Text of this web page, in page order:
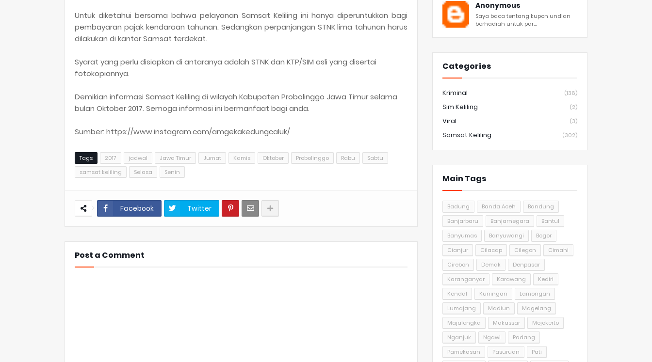
Untuk diketahui bersama bahwa pelayanan Samsat Keliling ini hanya diperuntukkan bagi
pembayaran pajak kendaraan tahunan. Sedangkan perpanjangan STNK lima tahunan harus
dilakukan di kantor Samsat terdekat.
Syarat yang perlu disiapkan di antaranya adalah STNK dan KTP/SIM asli yang disertai
fotokopiannya.
Demikian informasi Samsat Keliling di wilayah Kabupaten Probolinggo Jawa Timur selama
bulan Oktober 2017. Semoga informasi ini bermanfaat bagi anda.
Sumber: https://www.instagram.com/amgekakedungcaluk/
Tags 2017 jadwal Jawa Timur Jumat Kamis Oktober Probolinggo Rabu
Sabtu
samsat keliling
Selasa Senin
Facebook Twitter
Post a Comment
Anonymous
Saya baca tentang kupon undian
berhadiah untuk par...
Categories
Kriminal (136)
Sim Keliling (2)
Viral (3)
Samsat Keliling (302)
Main Tags
Badung Banda Aceh
Bandung
Banjarbaru
Banjarnegara
Bantul
Banyumas
Banyuwangi
Bogor
Cianjur
Cilacap Cilegon
Cimahi
Cirebon
Demak
Denpasar
Karanganyar
Karawang
Kediri
Kendal
Kuningan
Lamongan
Lumajang
Madiun
Magelang
Majalengka
Makassar
Mojokerto
Nganjuk
Ngawi
Padang
Pamekasan
Pasuruan
Pati